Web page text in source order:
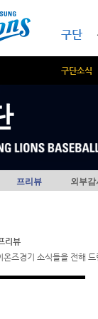
구단
구단소식
프리뷰 외부감
리뷰
온즈경기 소식들을 전해 드